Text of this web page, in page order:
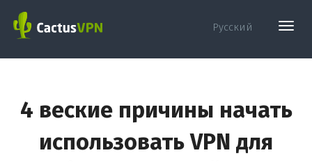
Русский
4 веские причины начать
использовать VPN для